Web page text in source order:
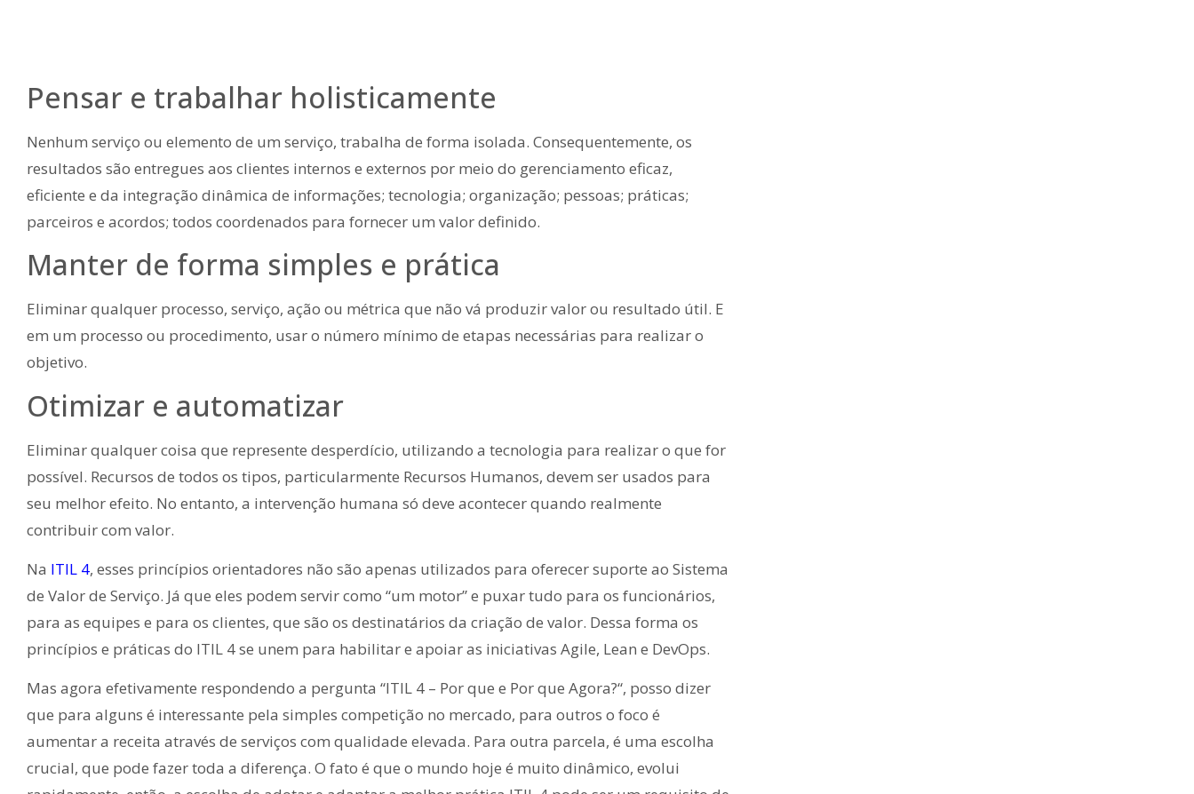
Pensar e trabalhar holisticamente
Nenhum serviço ou elemento de um serviço, trabalha de forma isolada. Consequentemente, os
resultados são entregues aos clientes internos e externos por meio do gerenciamento eficaz,
eficiente e da integração dinâmica de informações; tecnologia; organização; pessoas; práticas;
parceiros e acordos; todos coordenados para fornecer um valor definido.
Manter de forma simples e prática
Eliminar qualquer processo, serviço, ação ou métrica que não vá produzir valor ou resultado útil. E
em um processo ou procedimento, usar o número mínimo de etapas necessárias para realizar o
objetivo.
Otimizar e automatizar
Eliminar qualquer coisa que represente desperdício, utilizando a tecnologia para realizar o que for
possível. Recursos de todos os tipos, particularmente Recursos Humanos, devem ser usados para
seu melhor efeito. No entanto, a intervenção humana só deve acontecer quando realmente
contribuir com valor.
Na ITIL 4, esses princípios orientadores não são apenas utilizados para oferecer suporte ao Sistema
de Valor de Serviço. Já que eles podem servir como “um motor” e puxar tudo para os funcionários,
para as equipes e para os clientes, que são os destinatários da criação de valor. Dessa forma os
princípios e práticas do ITIL 4 se unem para habilitar e apoiar as iniciativas Agile, Lean e DevOps.
Mas agora efetivamente respondendo a pergunta “ITIL 4 – Por que e Por que Agora?“, posso dizer
que para alguns é interessante pela simples competição no mercado, para outros o foco é
aumentar a receita através de serviços com qualidade elevada. Para outra parcela, é uma escolha
crucial, que pode fazer toda a diferença. O fato é que o mundo hoje é muito dinâmico, evolui